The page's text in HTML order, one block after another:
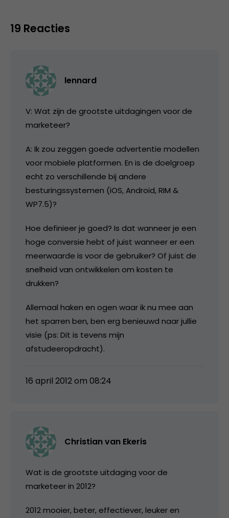
19 Reacties
lennard
V: Wat zijn de grootste uitdagingen voor de
marketeer?
A: Ik zou zeggen goede advertentie modellen
voor mobiele platformen. En is de doelgroep
echt zo verschillende bij andere
besturingssystemen (iOS, Android, RIM &
WP7.5)?
Hoe definieer je goed? Is dat wanneer je een
hoge conversie hebt of juist wanneer er een
meerwaarde is voor de gebruiker? Of juist de
snelheid van ontwikkelen om kosten te
drukken?
Allemaal haken en ogen waar ik nu mee aan
het sparren ben, ben erg benieuwd naar jullie
visie (ps: Dit is tevens mijn
afstudeeropdracht).
16 april 2012 om 08:24
Christian van Ekeris
Wat is de grootste uitdaging voor de
marketeer in 2012?
2012 mooier, beter, effectiever, leuker en